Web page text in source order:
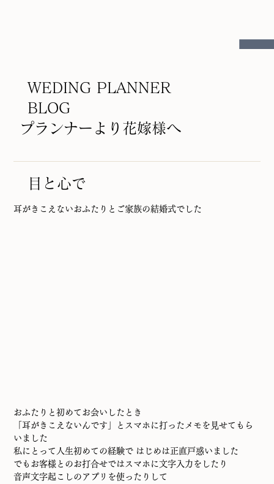
目と心で
耳がきこえないおふたりとご家族の結婚式でした
おふたりと初めてお会いしたとき
「耳がきこえないんです」とスマホに打ったメモを見せてもら
いました
私にとって人生初めての経験で はじめは正直戸惑いました
でもお客様とのお打合せではスマホに文字入力をしたり
音声文字起こしのアプリを使ったりして
WEDING PLANNER
BLOG
プランナーより花嫁様へ